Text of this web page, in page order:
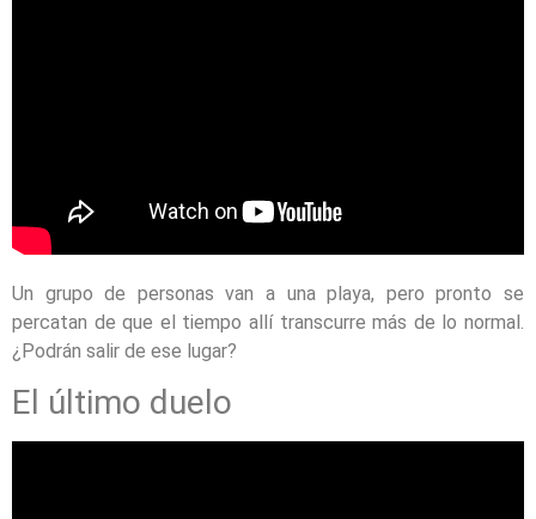
Un grupo de personas van a una playa, pero pronto se
percatan de que el tiempo allí transcurre más de lo normal.
¿Podrán salir de ese lugar?
El último duelo